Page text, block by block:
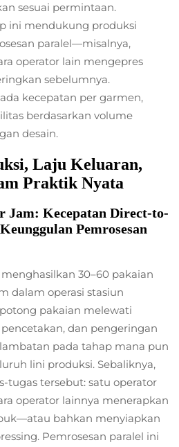
sesuai permintaan.
ini mendukung produksi
paralel—misalnya,
operator lain mengepres
sebelumnya.
kecepatan per garmen,
berdasarkan volume
desain.
Laju Keluaran,
Praktik Nyata
Jam: Kecepatan Direct-to-
Pemrosesan
30–60 pakaian
dalam operasi stasiun
pakaian melewati
dan pengeringan
pada tahap mana pun
lini produksi. Sebaliknya,
tugas tersebut: satu operator
operator lainnya menerapkan
bahkan menyiapkan
Pemrosesan paralel ini